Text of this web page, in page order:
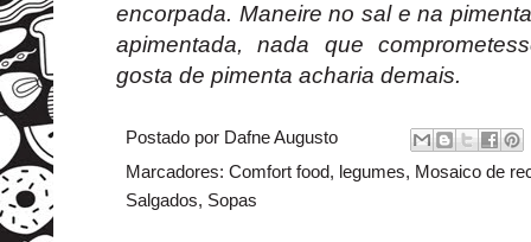
encorpada. Maneire no sal e na
apimentada, nada que
gosta de pimenta acharia demais.
Postado por Dafne Augusto
Marcadores: Comfort food, legumes, Mosaico de
Salgados, Sopas